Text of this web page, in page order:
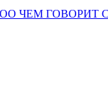
О ЧЕМ ГОВОРИТ